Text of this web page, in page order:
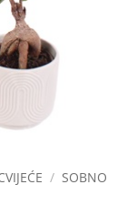
/ SOBNO